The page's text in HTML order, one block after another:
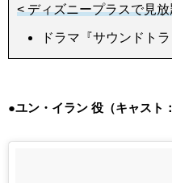
< ディズニープラスで見
ドラマ『サウンドトラ
●ユン・イラン 役（キャスト